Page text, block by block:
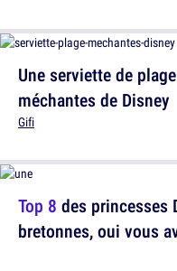
Top 8 des princesses
bretonnes, oui vous
Une serviette de
méchantes de Disney
Gifi